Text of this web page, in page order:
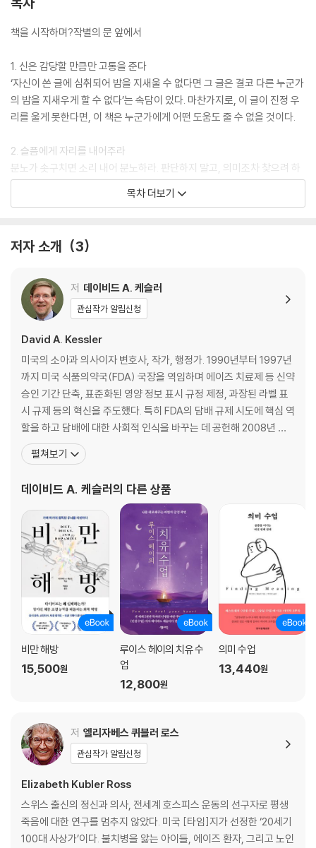
책을 시작하며?작별의 문 앞에서
1. 신은 감당할 만큼만 고통을 준다
‘자신이 쓴 글에 심취되어 밤을 지새울 수 없다면 그 글은 결코 다른 누군가
의 밤을 지새우게 할 수 없다’는 속담이 있다. 마찬가지로, 이 글이 진정 우
리를 울게 못한다면, 이 책은 누군가에게 어떤 도움도 줄 수 없을 것이다.
2. 슬픔에게 자리를 내어주라
분노가 솟구치면 소리 내어 분노하라. 판단하지 말고, 의미조차 찾으려 하
지 않고, 오직 분노 그대로를 느껴라. 어차피 삶은 불공평하다. 죽음 역시도
불공평하다. 그러니 이토록 불공평하기 짝이 없는 상실 앞에서, 어찌 분노
3. 눈물의 샘이 마를 때까지 울라
히 빠져나오기 전에 울음을 억지로 멈춰버리는 것이다. 30분 동안 울어야
할 울음을 20분 만에 그치지 말라. 눈물이 전부 빠져나오게 두라. 그러면
스스로 멈출 것이다.
4. 떠나간 이가 해왔던 것, 그것을 하라
사랑하는 이가 떠나고, 당신이 ‘남겨졌다’는 것에 의미를 잃었는가? 당신
이 왜 굳이 남겨졌는지 이유를 알고 싶은가? 신과 우주만이 그 정답을 얘기
해주겠지만, 한 가지 확실한 것만은 있다. 당신들은 모두 ‘살기 위해’ 남겨
졌다는 사실이다.
5. 사랑을 위해 사랑할 권리를 내려놓으라
대는 여지없이 무너지고 만다. 사랑을 알아간다는 것은 사랑할 권리를 조
용히 내려놓을 줄 알아야 한다는 것, 그러니 인생을 살아간다는 것은 곧 죽
음을 받아들여야 한다는 것.
6. 몸이 요구하는 대로 다 들어주라
이제 됐다. 그만 하면 됐다. 이제 당신에겐 오로지 당신 자신만을 들여다보
는 시간이 필요하다. 돌아가서 자신과 접촉하고, 스스로 어떤 감정 상태에
빠져 있는지 눈여겨볼 일이다. 몸의 속도를 늦추고, 오직 몸이 해달라는 대
로 다 들어주라.
7. 슬픔에 '종결'은 없다는 것을 알라
수시로 그와 관련된 기념일이 돌아올 때마다, 그간 네가 힘들여 꼭꼭 눌러
두었던 슬픔은 여지없이 또 분출될 거야. 그러나 기억해. 어떤 경험을 하든
가는 기념일이 단 하루도 생길 수 없거든.
8. 상실의 밑바닥까지 발을 디뎌보라
슬픔은 밖으로 표현되어야 한다. 고통과 슬픔은 오직 표현할 때만이 충분
내고 있으며, 얼마나 독하게 잘 참아내고 있는지를, 그리고 단 하루도 당신
을 잊은 적 없다는 고백을 쏟아 보라.
목차 더보기
저자 소개 3
저 데이비드 A. 케슬러
관심작가 알림신청
David A. Kessler
미국의 소아과 의사이자 변호사, 작가, 행정가. 1990년부터 1997년
까지 미국 식품의약국(FDA) 국장을 역임하며 에이즈 치료제 등 신약
승인 기간 단축, 표준화된 영양 정보 표시 규정 제정, 과장된 라벨 표
시 규제 등의 혁신을 주도했다. 특히 FDA의 담배 규제 시도에 핵심 역
할을 하고 담배에 대한 사회적 인식을 바꾸는 데 공헌해 2008년 공
중보건 영웅상을 수상했다. 2020년 COVID-19 자문위원회 공동 의
장을 거쳐 2021년 백악관 COVID-19 대응팀의 최고과학책임자(CS
카고대학교 로스쿨, 하버
펼쳐보기
데이비드 A. 케슬러의 다른 상품
비만 해방
15,500원
루이스 헤이의 치유 수
업
12,800원
의미 수업
13,440원
저 엘리자베스 퀴블러 로스
관심작가 알림신청
Elizabeth Kubler Ross
스위스 출신의 정신과 의사, 전세계 호스피스 운동의 선구자로 평생
죽음에 대한 연구를 멈추지 않았다. 미국 [타임]지가 선정한 ‘20세기
100대 사상가’이다. 불치병을 앓는 아이들, 에이즈 환자, 그리고 노인